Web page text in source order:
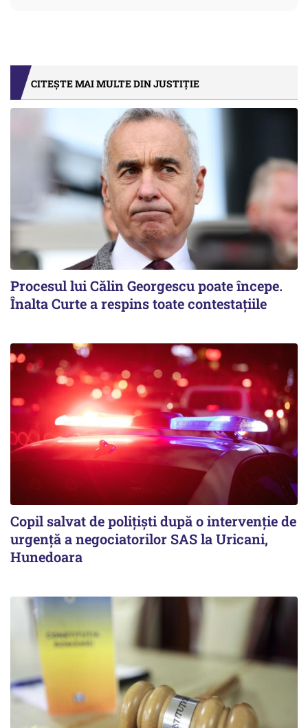
CITEȘTE MAI MULTE DIN JUSTIȚIE
Procesul lui Călin Georgescu poate începe.
Înalta Curte a respins toate contestațiile
Copil salvat de polițiști după o intervenție de
urgență a negociatorilor SAS la Uricani,
Hunedoara